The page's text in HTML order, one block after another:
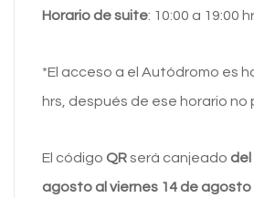
Horario de suite: 10:00 a 19:00
*El acceso a el Autódromo es
hrs, después de ese horario no
El código QRserá canjeado del
agosto al viernes 14 de agosto